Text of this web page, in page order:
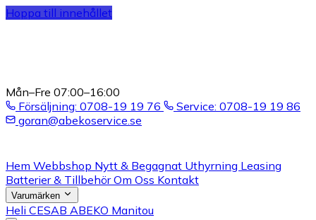
Hoppa till innehållet
Mån–Fre 07:00–16:00
Försäljning: 0708-19 19 76
Service: 0708-19 19 86
goran@abekoservice.se
Hem Webbshop Nytt & Begagnat Uthyrning Leasing
Batterier & TillbehörOm Oss Kontakt
Varumärken
Heli CESAB ABEKO Manitou